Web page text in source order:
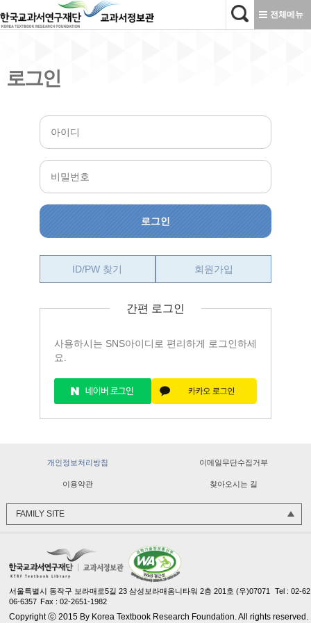
본문으로 바로가기
전체메뉴
로그인
ID/PW 찾기 회원가입
간편 로그인
사용하시는 SNS아이디로 편리하게 로그인하세
요.
개인정보처리방침 이메일무단수집거부
이용약관 찾아오시는 길
FAMILY SITE
서울특별시 동작구 보라매로5길 23 삼성보라매옴니타워 2층 201호 (우)07071
Tel : 02-62
06-6357 Fax : 02-2651-1982
Copyright ⓒ 2015 By Korea Textbook Research Foundation. All rights reserved.